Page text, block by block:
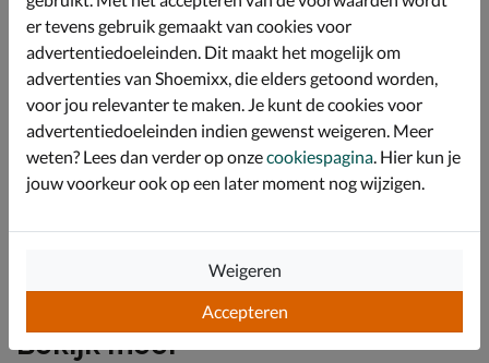
voetbed zorgt met zijn schokabsorberend vermogen
voor optimale demping gedurende de hele dag. Tevens
is het voetbed uitneembaar en kunnen eigen zolen ook
zonder problemen gebruikt worden.
Afgewerkt met een chunky loopzool met
schokabsorberende tussenzool die de druk tijdens het
lopen verdeeld. Daarnaast heeft de sneaker een goede
Over Floris van Bommel
Bekijk meer
er tevens gebruik gemaakt van cookies voor
advertentiedoeleinden. Dit maakt het mogelijk om
advertenties van Shoemixx, die elders getoond worden,
voor jou relevanter te maken. Je kunt de cookies voor
advertentiedoeleinden indien gewenst weigeren. Meer
weten? Lees dan verder op onzecookiespagina . Hier kun je
jouw voorkeur ook op een later moment nog wijzigen.
Accepteren
Weigeren